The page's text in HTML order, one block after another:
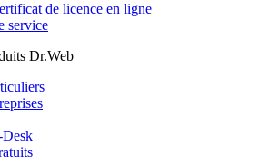
de licence en ligne
service
Dr.Web